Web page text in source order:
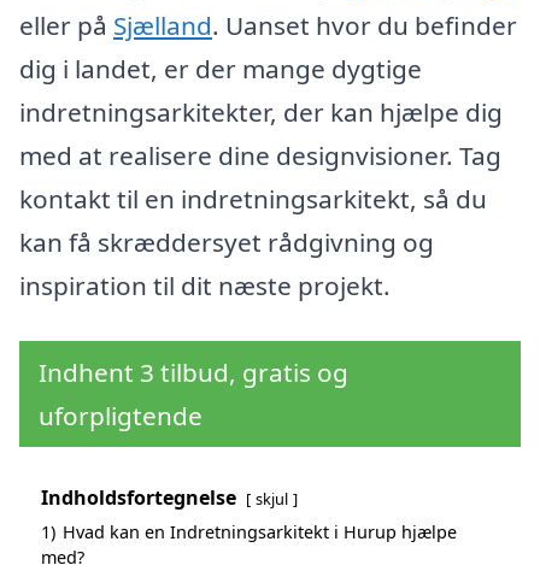
eller på Sjælland. Uanset hvor du befinder
dig i landet, er der mange dygtige
indretningsarkitekter, der kan hjælpe dig
med at realisere dine designvisioner. Tag
kontakt til en indretningsarkitekt, så du
kan få skræddersyet rådgivning og
inspiration til dit næste projekt.
Indhent 3 tilbud, gratis og
uforpligtende
Indholdsfortegnelse skjul
1) Hvad kan en Indretningsarkitekt i Hurup hjælpe
med?